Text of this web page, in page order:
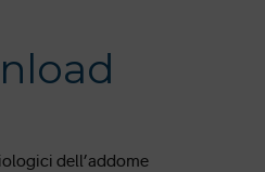
dell’addome